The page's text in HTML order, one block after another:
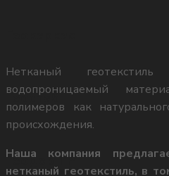
Забор из
габионов
Геодор ГР
Нетканый
водопроницаемый
полимеров как
происхождения.
Наша компания
нетканый геотекстиль, в